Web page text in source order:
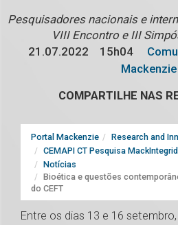
Pesquisadores nacionais e
VIII Encontro e III
21.07.2022
15h04
Mackenzie
COMPARTILHE NAS
Portal Mackenzie
Research and
CEMAPI CT Pesquisa
Notícias
Bioética e questões
do CEFT
Entre os dias 13 e 16